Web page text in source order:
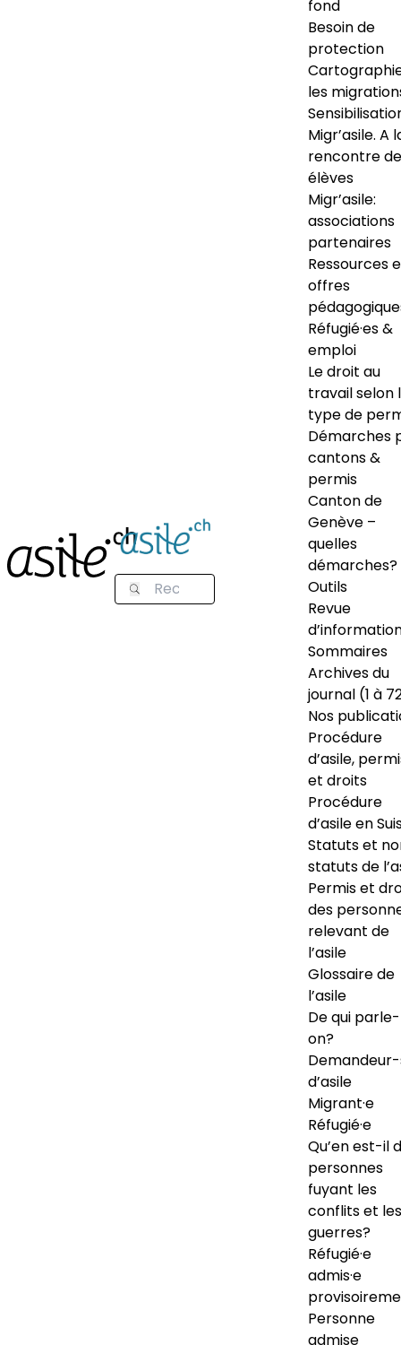
fond
Besoin de
protection
les
Migr’asile. A
rencontre
élèves
Migr’asile:
associations
partenaires
Ressources
offres
Réfugié·es &
emploi
Le droit au
travail selon
type de
Démarches
cantons &
permis
Canton de
Genève –
quelles
démarches?
Outils
Revue
Sommaires
Archives du
journal (1 à
Nos
Procédure
d’asile,
et droits
Procédure
d’asile en
Statuts et
statuts de
Permis et
des
relevant de
l’asile
Glossaire de
l’asile
De qui
on?
d’asile
Migrant·e
Réfugié·e
Qu’en est-il
personnes
fuyant les
conflits et les
guerres?
Réfugié·e
admis·e
Personne
admise